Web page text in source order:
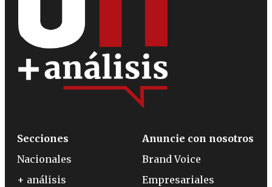
Secciones
Nacionales
+ análisis
Anuncie con nosotros
Brand Voice
Empresariales